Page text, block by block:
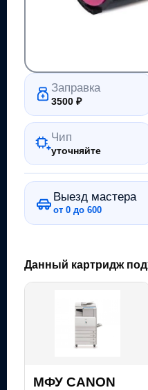
Заправка
3500₽
Чип
уточняйте
Выезд мастера
от 0 до 600
Данный картридж
МФУ CANON